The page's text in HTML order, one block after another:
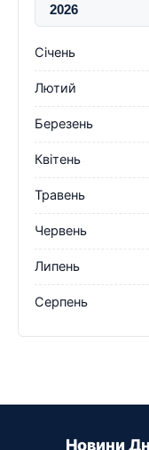
Січень
Лютий
Березень
Квітень
Травень
Червень
Липень
Серпень
Новини